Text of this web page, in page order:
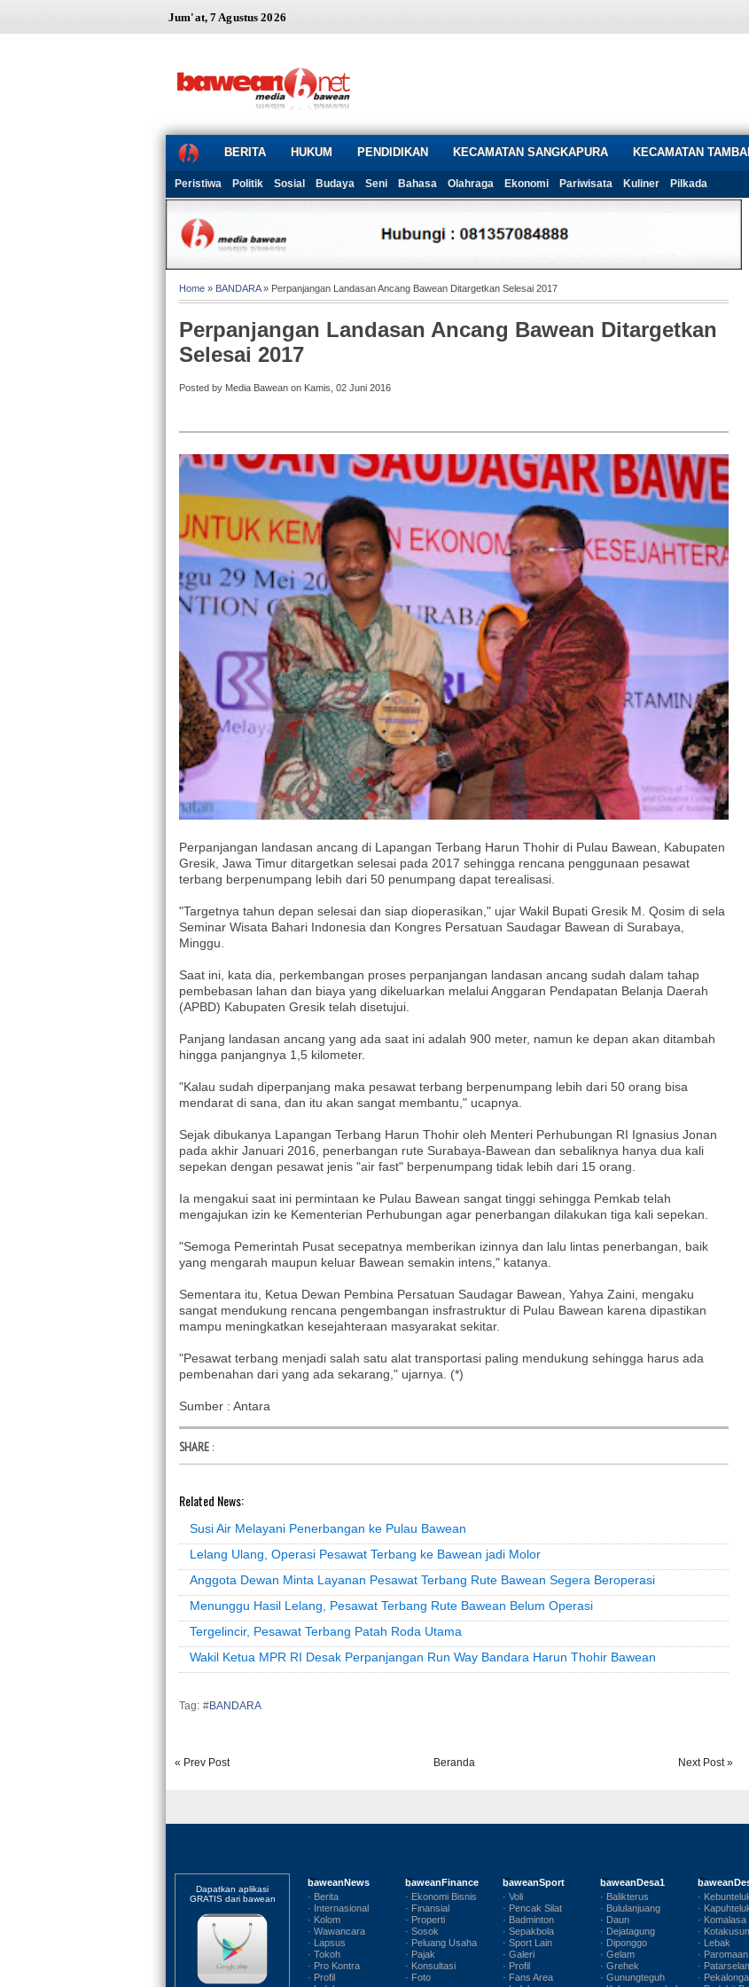
Jum'at, 7 Agustus 2026
BERITA HUKUM PENDIDIKAN KECAMATAN SANGKAPURA KECAMATAN
Peristiwa Politik Sosial Budaya Seni Bahasa Olahraga Ekonomi Pariwisata Kuliner Pilkada
Home » BANDARA» Perpanjangan Landasan Ancang Bawean Ditargetkan Selesai 2017
Perpanjangan Landasan Ancang Bawean Ditargetkan
Selesai 2017
Posted by Media Bawean on Kamis, 02 Juni 2016
Perpanjangan landasan ancang di Lapangan Terbang Harun Thohir di Pulau Bawean, Kabupaten
Gresik, Jawa Timur ditargetkan selesai pada 2017 sehingga rencana penggunaan pesawat
terbang berpenumpang lebih dari 50 penumpang dapat terealisasi.
"Targetnya tahun depan selesai dan siap dioperasikan," ujar Wakil Bupati Gresik M. Qosim di sela
Seminar Wisata Bahari Indonesia dan Kongres Persatuan Saudagar Bawean di Surabaya,
Minggu.
Saat ini, kata dia, perkembangan proses perpanjangan landasan ancang sudah dalam tahap
pembebasan lahan dan biaya yang dikeluarkan melalui Anggaran Pendapatan Belanja Daerah
(APBD) Kabupaten Gresik telah disetujui.
Panjang landasan ancang yang ada saat ini adalah 900 meter, namun ke depan akan ditambah
hingga panjangnya 1,5 kilometer.
"Kalau sudah diperpanjang maka pesawat terbang berpenumpang lebih dari 50 orang bisa
mendarat di sana, dan itu akan sangat membantu," ucapnya.
Sejak dibukanya Lapangan Terbang Harun Thohir oleh Menteri Perhubungan RI Ignasius Jonan
pada akhir Januari 2016, penerbangan rute Surabaya-Bawean dan sebaliknya hanya dua kali
sepekan dengan pesawat jenis "air fast" berpenumpang tidak lebih dari 15 orang.
Ia mengakui saat ini permintaan ke Pulau Bawean sangat tinggi sehingga Pemkab telah
mengajukan izin ke Kementerian Perhubungan agar penerbangan dilakukan tiga kali sepekan.
"Semoga Pemerintah Pusat secepatnya memberikan izinnya dan lalu lintas penerbangan, baik
yang mengarah maupun keluar Bawean semakin intens," katanya.
Sementara itu, Ketua Dewan Pembina Persatuan Saudagar Bawean, Yahya Zaini, mengaku
sangat mendukung rencana pengembangan insfrastruktur di Pulau Bawean karena dipastikan
mampu meningkatkan kesejahteraan masyarakat sekitar.
"Pesawat terbang menjadi salah satu alat transportasi paling mendukung sehingga harus ada
pembenahan dari yang ada sekarang," ujarnya. (*)
Sumber : Antara
SHARE :
Related News:
Susi Air Melayani Penerbangan ke Pulau Bawean
Lelang Ulang, Operasi Pesawat Terbang ke Bawean jadi Molor
Anggota Dewan Minta Layanan Pesawat Terbang Rute Bawean Segera Beroperasi
Menunggu Hasil Lelang, Pesawat Terbang Rute Bawean Belum Operasi
Tergelincir, Pesawat Terbang Patah Roda Utama
Wakil Ketua MPR RI Desak Perpanjangan Run Way Bandara Harun Thohir Bawean
Tag: #BANDARA
« Prev Post Next Post »
Beranda
Dapatkan aplikasi
GRATIS dari bawean
baweanNews
· Berita
· Internasional
· Kolom
· Wawancara
· Lapsus
· Tokoh
· Pro Kontra
· Profil
baweanFinance
· Ekonomi Bisnis
· Finansial
· Properti
· Sosok
· Peluang Usaha
· Pajak
· Konsultasi
· Foto
baweanSport
· Voli
· Pencak Silat
· Badminton
· Sepakbola
· Sport Lain
· Galeri
· Profil
· Fans Area
baweanDesa1
· Balikterus
· Bululanjuang
· Daun
· Dejatagung
· Diponggo
· Gelam
· Grehek
· Gunungteguh
·
·
· Komalasa
·
· Lebak
· Paromaan
·
·